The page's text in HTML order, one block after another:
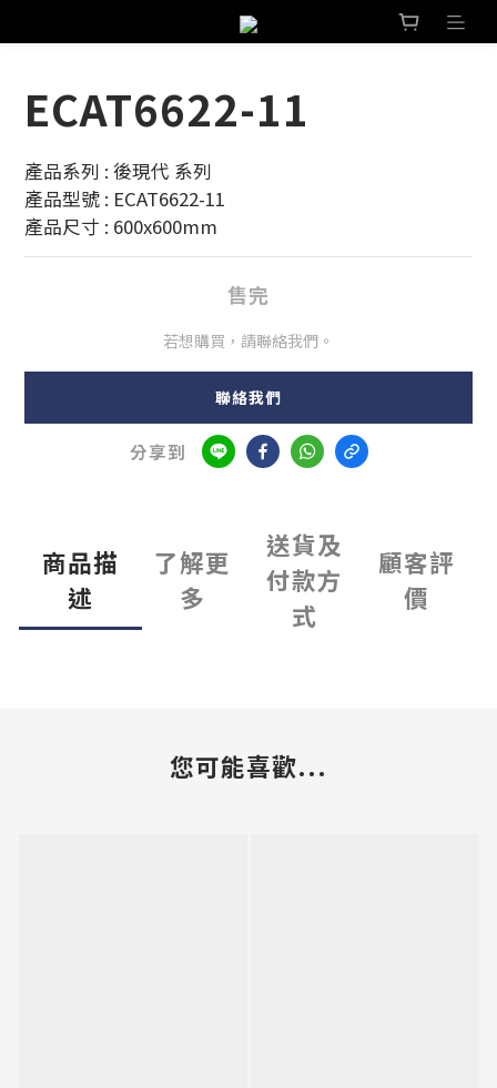
ECAT6622-11
產品系列 : 後現代 系列
產品型號 : ECAT6622-11
產品尺寸 : 600x600mm
售完
若想購買，請聯絡我們。
聯絡我們
分享到
商品描
述
了解更
多
送貨及
付款方
式
顧客評
價
您可能喜歡...